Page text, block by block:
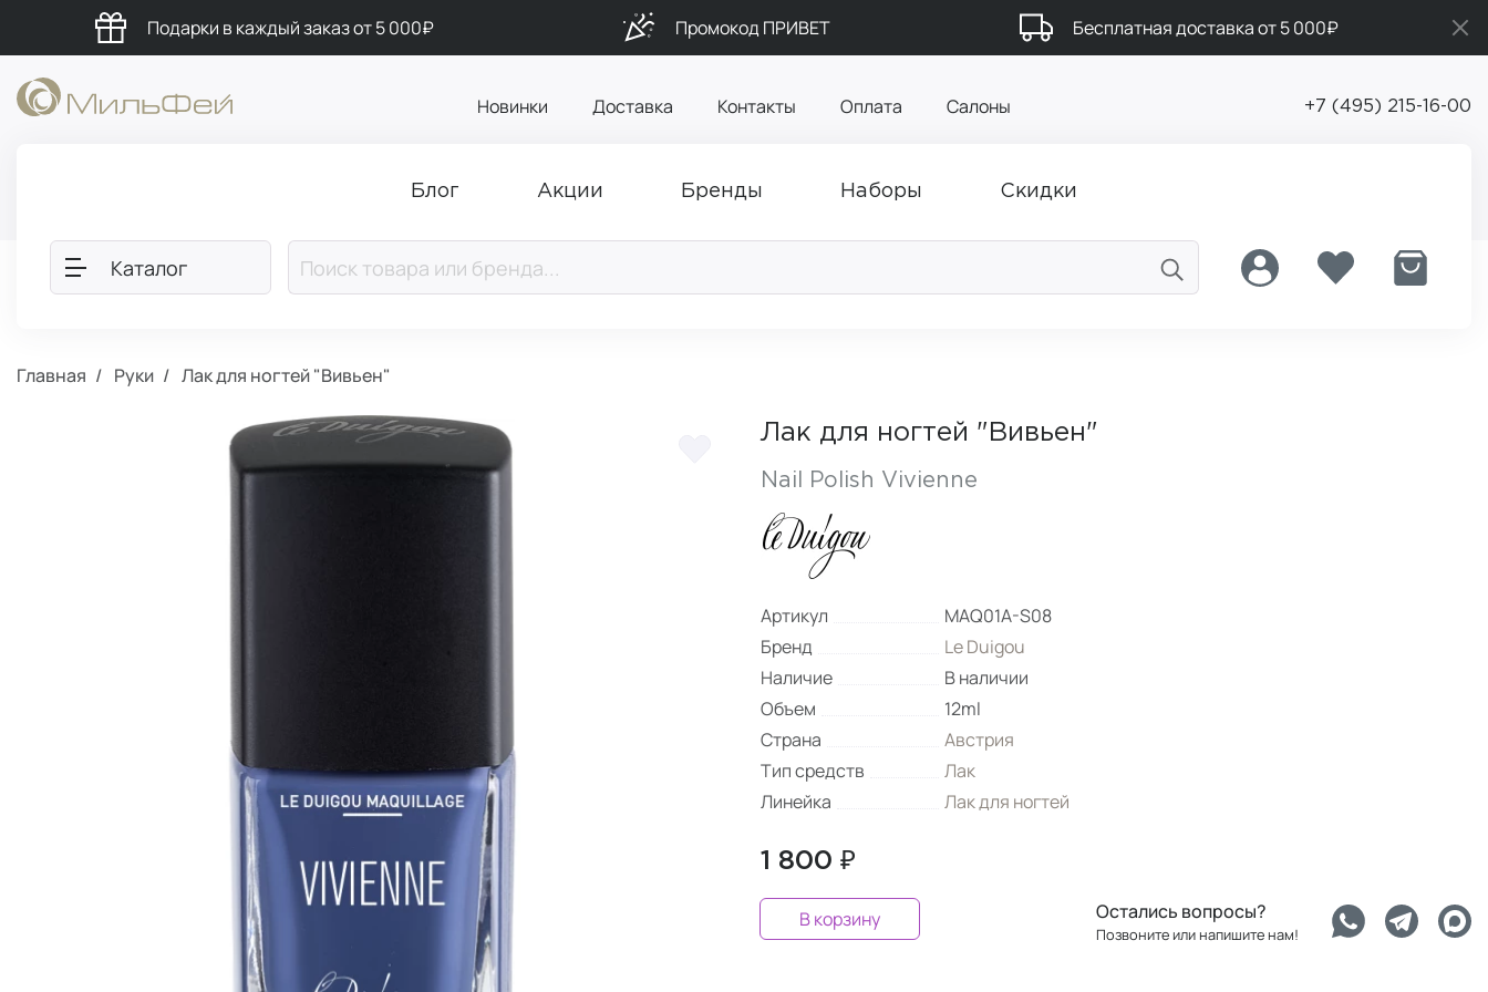
Подарки в каждый заказ от 5 000₽ Промокод ПРИВЕТ Бесплатная доставка от 5 000₽
Новинки Доставка Контакты Оплата Салоны +7 (495) 215-16-00
Блог Акции Бренды Наборы Скидки
Каталог
Главная Руки Лак для ногтей "Вивьен"
Лак для ногтей "Вивьен"
Nail Polish Vivienne
Артикул
MAQ01A-S08
Бренд
Le Duigou
Наличие
В наличии
Объем
12ml
Страна
Австрия
Тип средств
Лак
Линейка
Лак для ногтей
1 800 ₽
В корзину Остались вопросы?
Позвоните или напишите нам!